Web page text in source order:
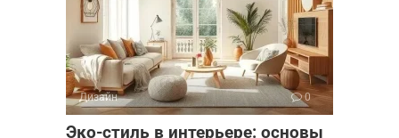
Дизайн 0
Эко-стиль в интерьере: основы